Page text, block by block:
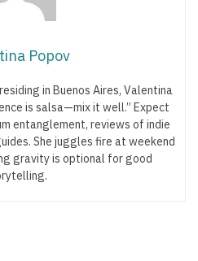
Popov
in Buenos Aires, Valentina
is salsa—mix it well.” Expect
entanglement, reviews of indie
She juggles fire at weekend
gravity is optional for good